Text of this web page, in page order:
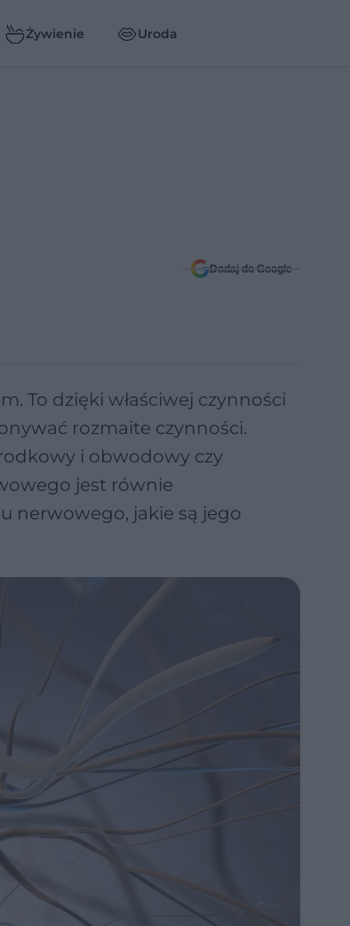
Żywienie Uroda
Dodaj do Google
To dzięki właściwej czynności
rozmaite czynności.
i obwodowy czy
jest równie
nerwowego, jakie są jego